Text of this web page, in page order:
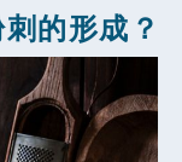
的形成？